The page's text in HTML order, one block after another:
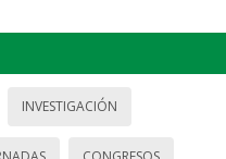
INVESTIGACIÓN